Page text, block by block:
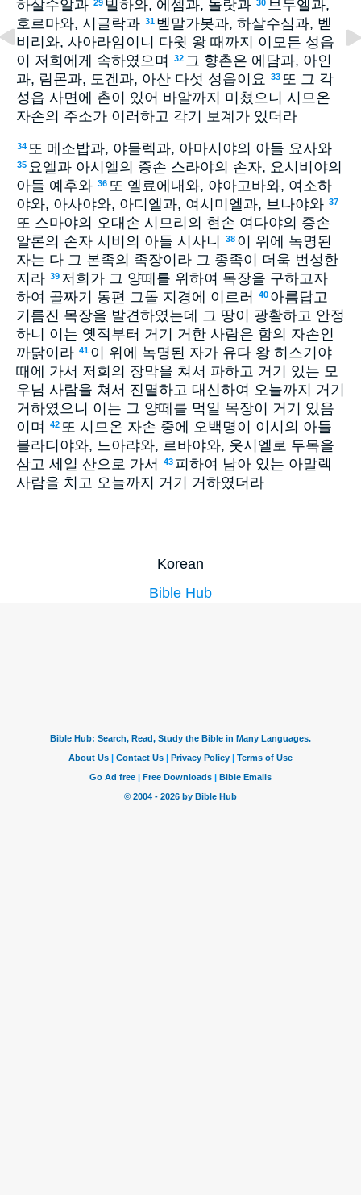
하살수알과 29 빌하와, 에셈과, 돌랏과 30 브두엘과,
호르마와, 시글락과 31 벧말가봇과, 하살수심과, 벧
비리와, 사아라임이니 다윗 왕 때까지 이모든 성읍
이 저희에게 속하였으며
32 그 향촌은 에담과, 아인
과, 림몬과, 도겐과, 아산 다섯 성읍이요
33 또 그 각
성읍 사면에 촌이 있어 바알까지 미쳤으니 시므온
자손의 주소가 이러하고 각기 보계가 있더라
34 또 메소밥과, 야믈렉과, 아마시야의 아들 요사와
35 요엘과 아시엘의 증손 스라야의 손자, 요시비야의
아들 예후와 36 또 엘료에내와, 야아고바와, 여소하
야와, 아사야와, 아디엘과, 여시미엘과, 브나야와 37
또 스마야의 오대손 시므리의 현손 여다야의 증손
알론의 손자 시비의 아들 시사니
38 이 위에 녹명된
자는 다 그 본족의 족장이라 그 종족이 더욱 번성한
지라 39 저희가 그 양떼를 위하여 목장을 구하고자
하여 골짜기 동편 그돌 지경에 이르러
40 아름답고
기름진 목장을 발견하였는데 그 땅이 광활하고 안정
하니 이는 옛적부터 거기 거한 사람은 함의 자손인
까닭이라 41 이 위에 녹명된 자가 유다 왕 히스기야
때에 가서 저희의 장막을 쳐서 파하고 거기 있는 모
우님 사람을 쳐서 진멸하고 대신하여 오늘까지 거기
거하였으니 이는 그 양떼를 먹일 목장이 거기 있음
이며
42 또 시므온 자손 중에 오백명이 이시의 아들
블라디야와, 느아랴와, 르바야와, 웃시엘로 두목을
삼고 세일 산으로 가서
43 피하여 남아 있는 아말렉
사람을 치고 오늘까지 거기 거하였더라
Korean
Bible Hub